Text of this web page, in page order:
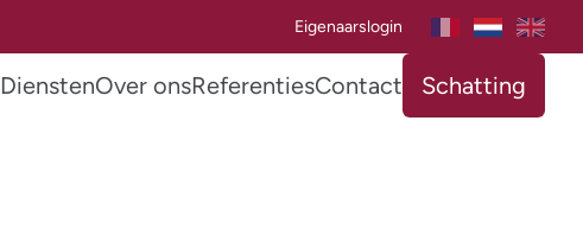
Eigenaarslogin
DienstenOver onsReferentiesContact Schatting